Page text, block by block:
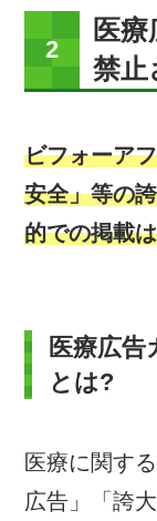
医
禁止
ビフォーア
安全」等の
的での掲載
医療広
とは?
医療に関す
広告」「誇